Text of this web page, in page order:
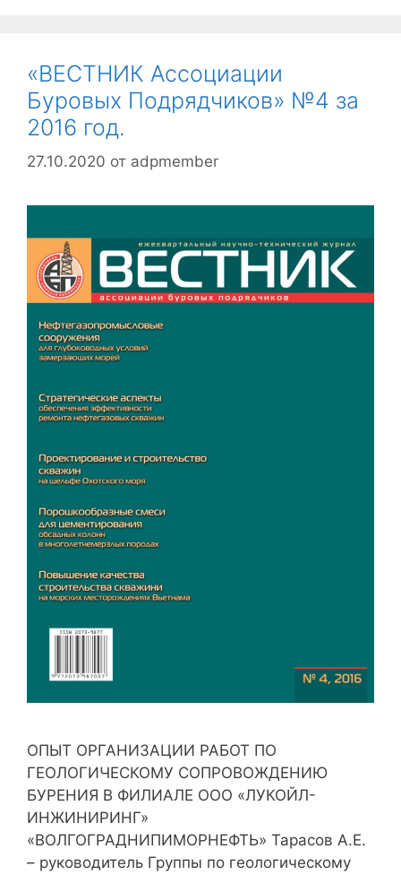
«ВЕСТНИК Ассоциации
Буровых Подрядчиков» №4 за
2016 год.
27.10.2020 от adpmember
ОПЫТ ОРГАНИЗАЦИИ РАБОТ ПО
ГЕОЛОГИЧЕСКОМУ СОПРОВОЖДЕНИЮ
БУРЕНИЯ В ФИЛИАЛЕ ООО «ЛУКОЙЛ-
ИНЖИНИРИНГ»
«ВОЛГОГРАДНИПИМОРНЕФТЬ» Тарасов А.Е.
– руководитель Группы по геологическому